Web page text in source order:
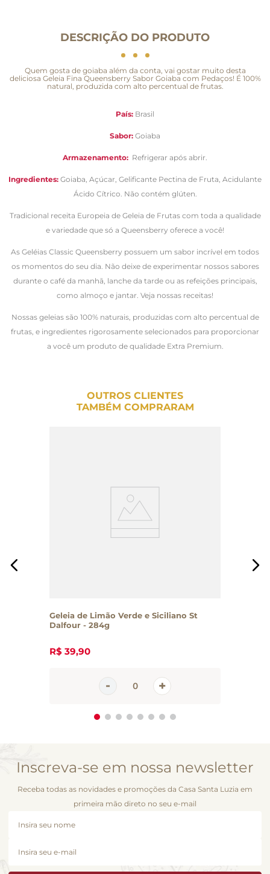
DESCRIÇÃO DO PRODUTO
Quem gosta de goiaba além da conta, vai gostar muito desta
deliciosa Geleia Fina Queensberry Sabor Goiaba com Pedaços! É 100%
natural, produzida com alto percentual de frutas.
País: Brasil
Sabor: Goiaba
Armazenamento: Refrigerar após abrir.
Ingredientes: Goiaba, Açúcar, Gelificante Pectina de Fruta, Acidulante
Ácido Cítrico. Não contém glúten.
Tradicional receita Europeia de Geleia de Frutas com toda a qualidade
e variedade que só a Queensberry oferece a você!
As Geléias Classic Queensberry possuem um sabor incrível em todos
os momentos do seu dia. Não deixe de experimentar nossos sabores
durante o café da manhã, lanche da tarde ou as refeições principais,
como almoço e jantar. Veja nossas receitas!
Nossas geleias são 100% naturais, produzidas com alto percentual de
frutas, e ingredientes rigorosamente selecionados para proporcionar
a você um produto de qualidade Extra Premium.
OUTROS CLIENTES
TAMBÉM COMPRARAM
Geleia de Limão Verde e Siciliano St
Dalfour - 284g
R$ 39,90
Inscreva-se em nossa newsletter
Receba todas as novidades e promoções da Casa Santa Luzia em
primeira mão direto no seu e-mail